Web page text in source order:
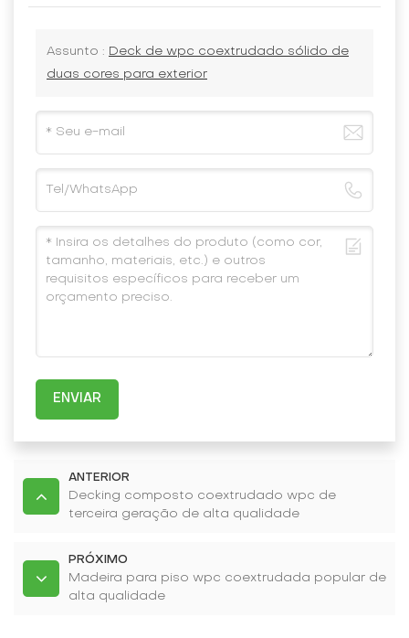
Assunto : Deck de wpc coextrudado sólido de
duas cores para exterior
ENVIAR
ANTERIOR
Decking composto coextrudado wpc de
terceira geração de alta qualidade
PRÓXIMO
Madeira para piso wpc coextrudada popular de
alta qualidade